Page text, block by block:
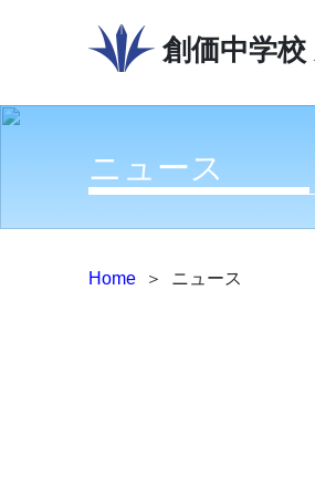
創価中学校
ニュース
Home ＞ ニュース